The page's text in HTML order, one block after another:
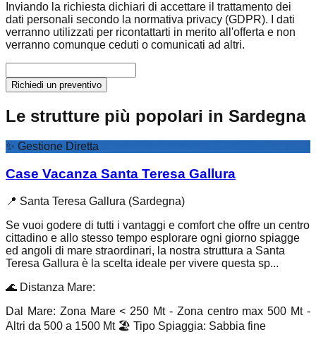
Inviando la richiesta dichiari di accettare il trattamento dei
dati personali secondo la normativa privacy (GDPR). I dati
verranno utilizzati per ricontattarti in merito all'offerta e non
verranno comunque ceduti o comunicati ad altri.
Richiedi un preventivo
Le strutture più popolari in Sardegna
✨ Gestione Diretta
Case Vacanza Santa Teresa Gallura
📍 Santa Teresa Gallura (Sardegna)
Se vuoi godere di tutti i vantaggi e comfort che offre un centro
cittadino e allo stesso tempo esplorare ogni giorno spiagge
ed angoli di mare straordinari, la nostra struttura a Santa
Teresa Gallura è la scelta ideale per vivere questa sp...
🌊 Distanza Mare:
Dal Mare: Zona Mare < 250 Mt - Zona centro max 500 Mt -
Altri da 500 a 1500 Mt 🏖️ Tipo Spiaggia: Sabbia fine